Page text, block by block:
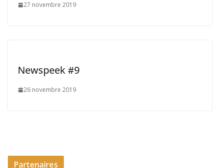
27 novembre 2019
Newspeek #9
26 novembre 2019
Partenaires